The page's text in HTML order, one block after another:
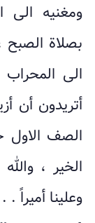
ومغنيه الى
بصلاة
الى
أتريدون أن
الصف الاول
الخير ،
وعلينا أميراً . . » (4) الى آخر